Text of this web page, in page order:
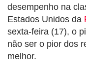
desempenho na
Estados Unidos da
sexta-feira (17), o
não ser o pior dos
melhor.